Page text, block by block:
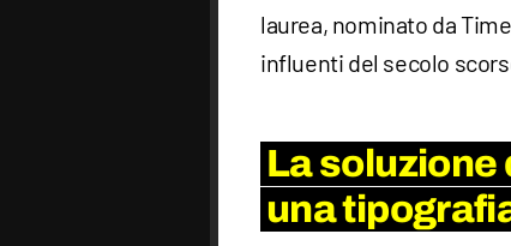
laurea, nominato da
influenti del secolo
La soluzione
una